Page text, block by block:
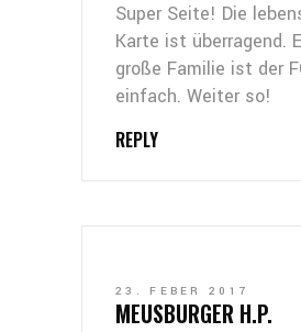
Super Seite! Die
Karte ist überragend.
große Familie ist der
einfach. Weiter so!
REPLY
23. FEBER 2017
MEUSBURGER H.P.